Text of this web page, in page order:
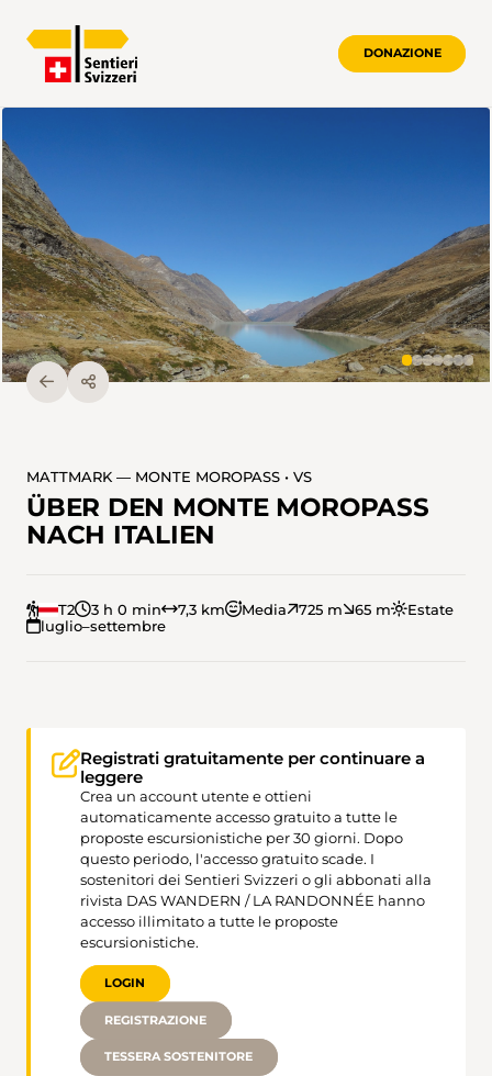
DONAZIONE
MATTMARK — MONTE MOROPASS • VS
ÜBER DEN MONTE MOROPASS
NACH ITALIEN
T2 3 h 0 min 7,3 km Media 725 m 65 m
Estate
luglio–settembre
Registrati gratuitamente per continuare a
leggere
Crea un account utente e ottieni
automaticamente accesso gratuito a tutte le
proposte escursionistiche per 30 giorni. Dopo
questo periodo, l'accesso gratuito scade. I
sostenitori dei Sentieri Svizzeri o gli abbonati alla
rivista DAS WANDERN / LA RANDONNÉE hanno
accesso illimitato a tutte le proposte
escursionistiche.
LOGIN
REGISTRAZIONE
TESSERA SOSTENITORE